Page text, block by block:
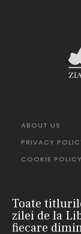
ABOUT US
PRIVACY
COOKIE POLICY
Toate
zilei de la
fiecare